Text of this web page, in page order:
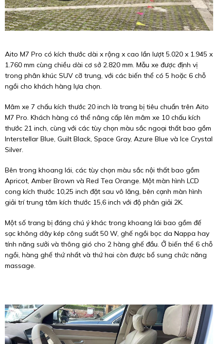
Aito M7 Pro có kích thước dài x rộng x cao lần lượt 5.020 x 1.945 x
1.760 mm cùng chiều dài cơ sở 2.820 mm. Mẫu xe được định vị
trong phân khúc SUV cỡ trung, với các biến thể có 5 hoặc 6 chỗ
ngồi cho khách hàng lựa chọn.
Mâm xe 7 chấu kích thước 20 inch là trang bị tiêu chuẩn trên Aito
M7 Pro. Khách hàng có thể nâng cấp lên mâm xe 10 chấu kích
thước 21 inch, cùng với các tùy chọn màu sắc ngoại thất bao gồm
Interstellar Blue, Guilt Black, Space Gray, Azure Blue và Ice Crystal
Silver.
Bên trong khoang lái, các tùy chọn màu sắc nội thất bao gồm
Apricot, Amber Brown và Red Tea Orange. Một màn hình LCD
cong kích thước 10,25 inch đặt sau vô lăng, bên cạnh màn hình
giải trí trung tâm kích thước 15,6 inch với độ phân giải 2K.
Một số trang bị đáng chú ý khác trong khoang lái bao gồm đế
sạc không dây kép công suất 50 W, ghế ngồi bọc da Nappa hay
tính năng sưởi và thông gió cho 2 hàng ghế đầu. Ở biến thể 6 chỗ
ngồi, hàng ghế thứ nhất và thứ hai còn được bổ sung chức năng
massage.